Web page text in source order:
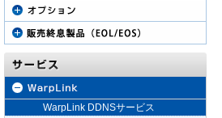
WarpLink DDNSサービス